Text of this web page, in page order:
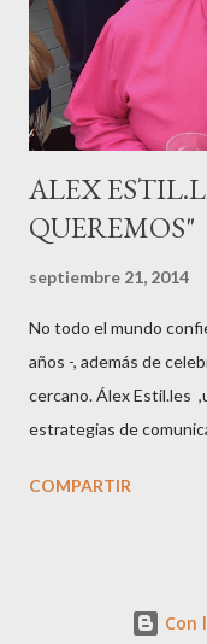
mamá feliz. Otro de
sido el madrileño,
pasarelas ...
ALEX
QUEREMOS"
septiembre 21, 2014
No todo el mundo
años -, además de
cercano. Álex Estil.les
estrategias de
colaboradores y
moda, su gran
COMPARTIR
Con